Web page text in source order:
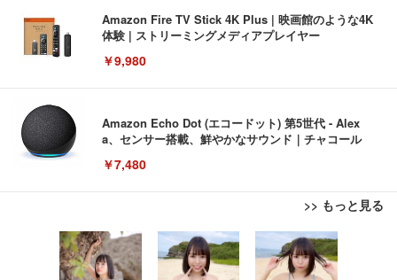
Amazon Fire TV Stick 4K Plus | 映画館のような4K
体験 | ストリーミングメディアプレイヤー
￥9,980
Amazon Echo Dot (エコードット) 第5世代 - Alex
a、センサー搭載、鮮やかなサウンド｜チャコール
￥7,480
>> もっと見る
[EdoErgo] オフィスチェア 椅子 テレワーク 疲れな
い 跳ね上げ式アームレスト コンパクト 約105度ロッ
キング pc 事務椅子 360度回転 座面昇降 強化ナイロ
EIZO ビジネス向けプレミアムモニター | FlexScan
EV3240X-WT | 31.5型4K UHD・USB Type-C・ホワ
イト
Amazonベーシック ペットシーツ 薄型 レギュラー 1
回使い捨て 無香料 ホワイト 300枚